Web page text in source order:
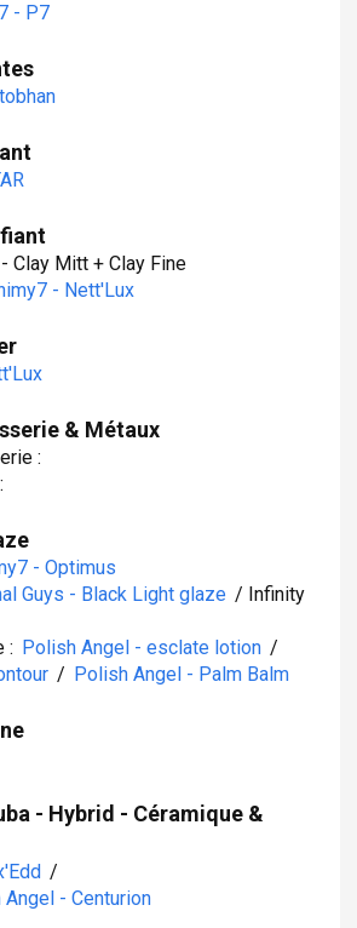
- P7
Clay Mitt + Clay Fine
- Nett'Lux
& Métaux
:
- Optimus
Guys - Black Light glaze / Infinity
: Polish Angel - esclate lotion /
/ Polish Angel - Palm Balm
- Hybrid - Céramique &
/
Angel - Centurion